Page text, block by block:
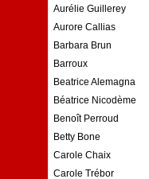
Aurélie Guillerey
Aurore Callias
Barbara Brun
Barroux
Beatrice Alemagna
Béatrice Nicodème
Benoît Perroud
Betty Bone
Carole Chaix
Carole Trébor